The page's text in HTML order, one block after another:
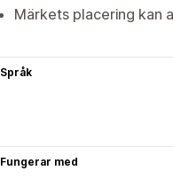
Märkets placering kan
Språk
Fungerar med